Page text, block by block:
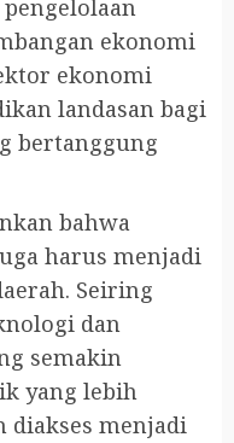
ekonomi
ekonomi
landasan bagi
bertanggung
bahwa
harus menjadi
Seiring
dan
semakin
yang lebih
diakses menjadi